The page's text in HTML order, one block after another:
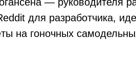
для разработчика,
на гоночных